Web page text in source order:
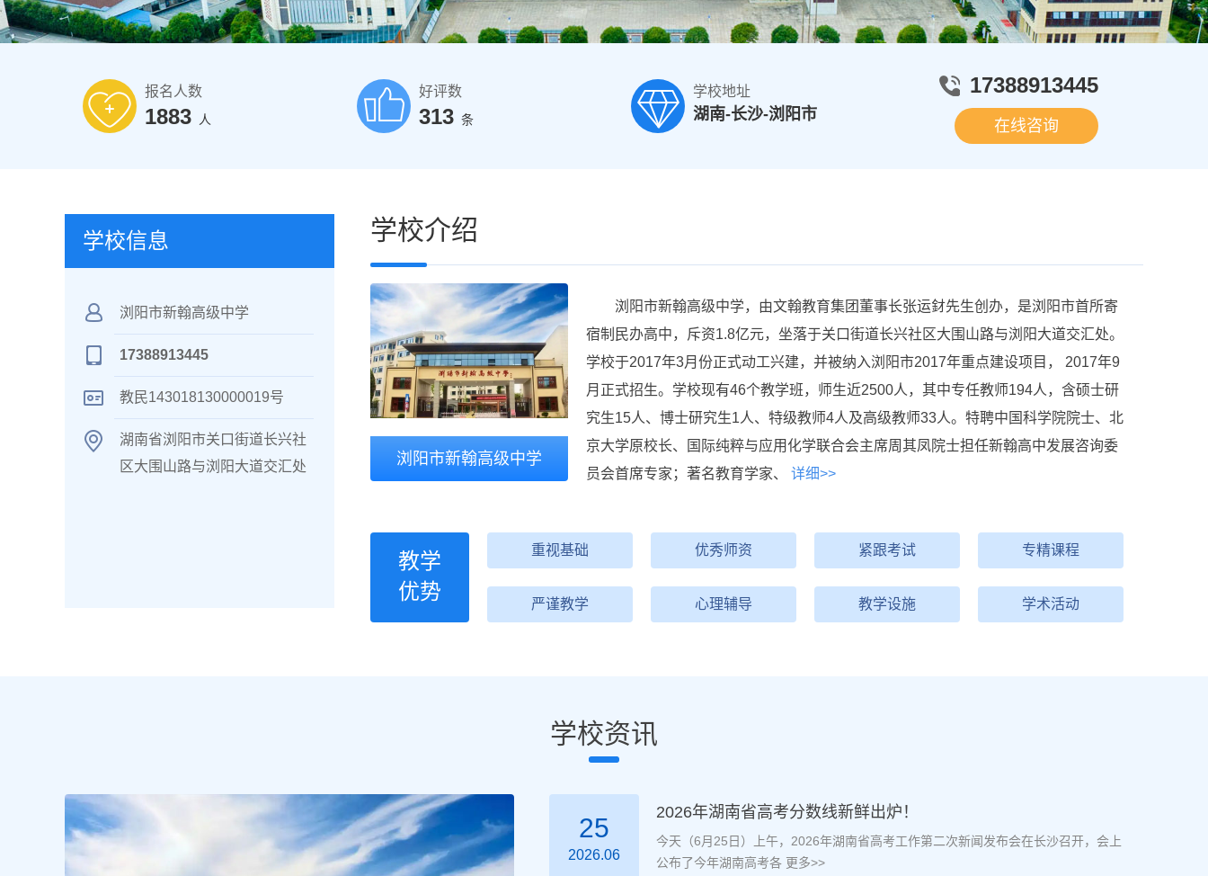
报名人数
1883 人
好评数
313 条
学校地址
湖南-长沙-浏阳市
17388913445
在线咨询
学校信息
浏阳市新翰高级中学
17388913445
教民143018130000019号
湖南省浏阳市关口街道长兴社
区大围山路与浏阳大道交汇处
学校介绍
浏阳市新翰高级中学
浏阳市新翰高级中学，由文翰教育集团董事长张运釮先生创办，是浏阳市首所寄
宿制民办高中，斥资1.8亿元，坐落于关口街道长兴社区大围山路与浏阳大道交汇处。
学校于2017年3月份正式动工兴建，并被纳入浏阳市2017年重点建设项目， 2017年9
月正式招生。学校现有46个教学班，师生近2500人，其中专任教师194人，含硕士研
究生15人、博士研究生1人、特级教师4人及高级教师33人。特聘中国科学院院士、北
京大学原校长、国际纯粹与应用化学联合会主席周其凤院士担任新翰高中发展咨询委
员会首席专家；著名教育学家、 详细>>
教学
优势
重视基础 优秀师资 紧跟考试 专精课程
严谨教学 心理辅导 教学设施 学术活动
学校资讯
25
2026.06
2026年湖南省高考分数线新鲜出炉！
今天（6月25日）上午，2026年湖南省高考工作第二次新闻发布会在长沙召开，会上
公布了今年湖南高考各 更多>>